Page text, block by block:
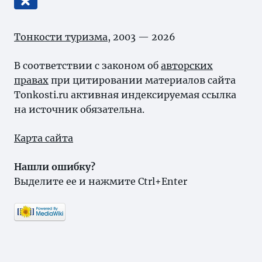
Тонкости туризма, 2003 — 2026
В соответствии с законом об авторских
правах при цитировании материалов сайта
Tonkosti.ru активная индексируемая ссылка
на источник обязательна.
Карта сайта
Нашли ошибку?
Выделите ее и нажмите Ctrl+Enter